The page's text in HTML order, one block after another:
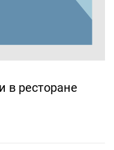
ресторане